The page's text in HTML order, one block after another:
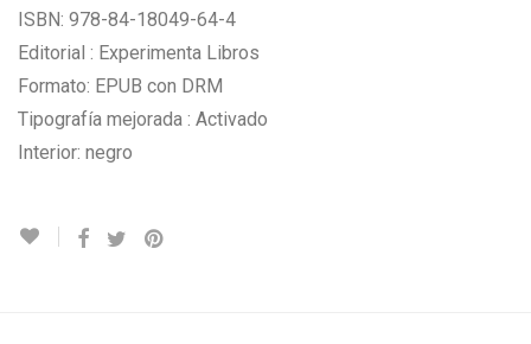
ISBN: 978-84-18049-64-4
Editorial : Experimenta Libros
Formato: EPUB con DRM
Tipografía mejorada : Activado
Interior: negro